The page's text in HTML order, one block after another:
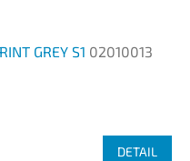
GREY S1 02010013
DETAIL